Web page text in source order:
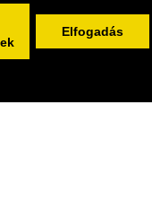
Elfogadás